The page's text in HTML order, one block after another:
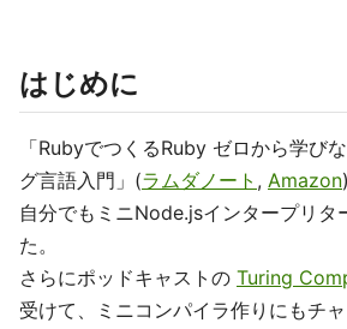
はじめに
「RubyでつくるRuby ゼロから学び
グ言語入門」(ラムダノート , Amazon
自分でもミニNode.jsインタープリタ
た。
さらにポッドキャストの Turing
受けて、ミニコンパイラ作りにもチャ